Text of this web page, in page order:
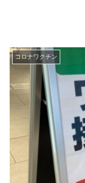
コロナワクチン